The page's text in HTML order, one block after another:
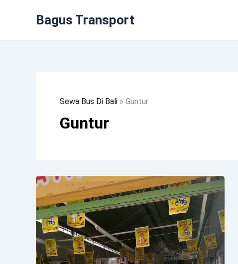
Bagus Transport
Sewa Bus Di Bali » Guntur
Guntur